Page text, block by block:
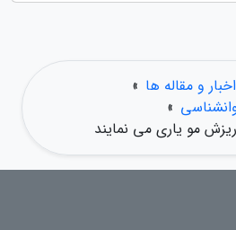
و مقاله ها »
»